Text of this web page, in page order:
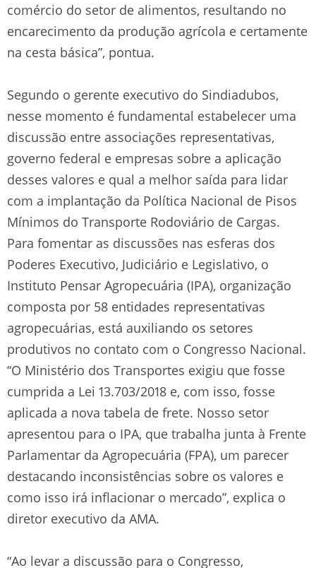
comércio do setor de alimentos, resultando no
encarecimento da produção agrícola e certamente
na cesta básica”, pontua.
Segundo o gerente executivo do Sindiadubos,
nesse momento é fundamental estabelecer uma
discussão entre associações representativas,
governo federal e empresas sobre a aplicação
desses valores e qual a melhor saída para lidar
com a implantação da Política Nacional de Pisos
Mínimos do Transporte Rodoviário de Cargas.
Para fomentar as discussões nas esferas dos
Poderes Executivo, Judiciário e Legislativo, o
Instituto Pensar Agropecuária (IPA), organização
composta por 58 entidades representativas
agropecuárias, está auxiliando os setores
produtivos no contato com o Congresso Nacional.
“O Ministério dos Transportes exigiu que fosse
cumprida a Lei 13.703/2018 e, com isso, fosse
aplicada a nova tabela de frete. Nosso setor
apresentou para o IPA, que trabalha junta à Frente
Parlamentar da Agropecuária (FPA), um parecer
destacando inconsistências sobre os valores e
como isso irá inflacionar o mercado”, explica o
diretor executivo da AMA.
“Ao levar a discussão para o Congresso,